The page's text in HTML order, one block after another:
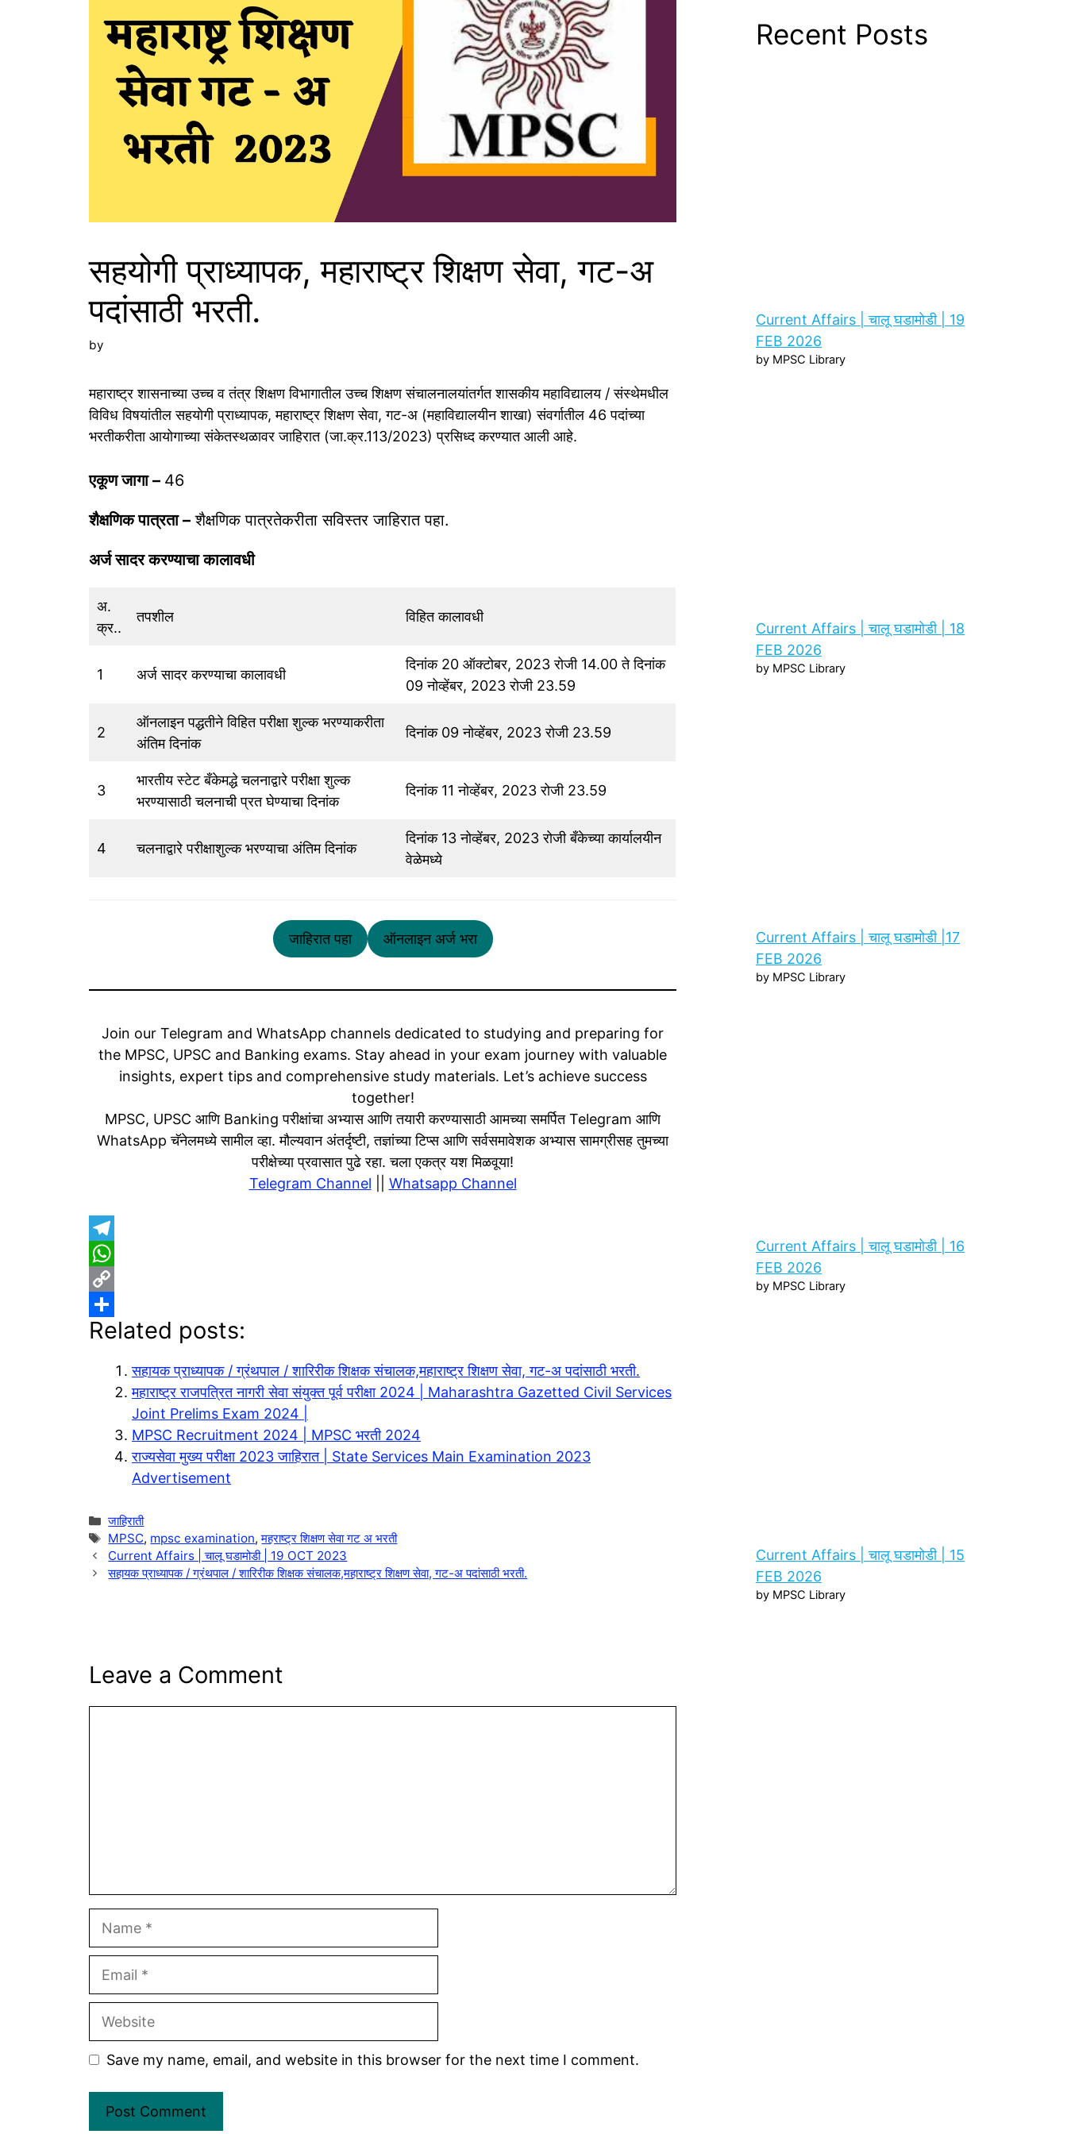
सहयोगी प्राध्यापक, महाराष्ट्र शिक्षण सेवा, गट-अ
पदांसाठी भरती.
by
महाराष्ट्र शासनाच्या उच्च व तंत्र शिक्षण विभागातील उच्च शिक्षण संचालनालयांतर्गत शासकीय महाविद्यालय / संस्थेमधील
विविध विषयांतील सहयोगी प्राध्यापक, महाराष्ट्र शिक्षण सेवा, गट-अ (महाविद्यालयीन शाखा) संवर्गातील 46 पदांच्या
भरतीकरीता आयोगाच्या संकेतस्थळावर जाहिरात (जा.क्र.113/2023) प्रसिध्द करण्यात आली आहे.
एकूण जागा – 46
शैक्षणिक पात्रता – शैक्षणिक पात्रतेकरीता सविस्तर जाहिरात पहा.
अर्ज सादर करण्याचा कालावधी
अ.
क्र..
तपशील विहित कालावधी
1 अर्ज सादर करण्याचा कालावधी
दिनांक 20 ऑक्टोबर, 2023 रोजी 14.00 ते दिनांक
09 नोव्हेंबर, 2023 रोजी 23.59
2
ऑनलाइन पद्धतीने विहित परीक्षा शुल्क भरण्याकरीता
अंतिम दिनांक
दिनांक 09 नोव्हेंबर, 2023 रोजी 23.59
3
भारतीय स्टेट बँकेमद्धे चलनाद्वारे परीक्षा शुल्क
भरण्यासाठी चलनाची प्रत घेण्याचा दिनांक
दिनांक 11 नोव्हेंबर, 2023 रोजी 23.59
4 चलनाद्वारे परीक्षाशुल्क भरण्याचा अंतिम दिनांक
दिनांक 13 नोव्हेंबर, 2023 रोजी बँकेच्या कार्यालयीन
वेळेमध्ये
जाहिरात पहा ऑनलाइन अर्ज भरा
Join our Telegram and WhatsApp channels dedicated to studying and preparing for
the MPSC, UPSC and Banking exams. Stay ahead in your exam journey with valuable
insights, expert tips and comprehensive study materials. Let’s achieve success
together!
MPSC, UPSC आणि Banking परीक्षांचा अभ्यास आणि तयारी करण्यासाठी आमच्या समर्पित Telegram आणि
WhatsApp चॅनेलमध्ये सामील व्हा. मौल्यवान अंतर्दृष्टी, तज्ञांच्या टिप्स आणि सर्वसमावेशक अभ्यास सामग्रीसह तुमच्या
परीक्षेच्या प्रवासात पुढे रहा. चला एकत्र यश मिळवूया!
Telegram Channel
Whatsapp Channel
T
e
e
W
h
a
C
o
S
Related posts:
सहायक प्राध्यापक / ग्रंथपाल / शारिरीक शिक्षक संचालक,महाराष्ट्र शिक्षण सेवा, गट-अ पदांसाठी भरती.
महाराष्ट्र राजपत्रित नागरी सेवा संयुक्त पूर्व परीक्षा 2024 | Maharashtra Gazetted Civil Services
Joint Prelims Exam 2024 |
MPSC Recruitment 2024 | MPSC भरती 2024
राज्यसेवा मुख्य परीक्षा 2023 जाहिरात | State Services Main Examination 2023
Advertisement
Categories
जाहिराती
Tags
MPSC, mpsc examination,महराष्ट्र शिक्षण सेवा गट अ भरती
Current Affairs | चालू घडामोडी | 19 OCT 2023
सहायक प्राध्यापक / ग्रंथपाल / शारिरीक शिक्षक संचालक,महाराष्ट्र शिक्षण सेवा, गट-अ पदांसाठी भरती.
Leave a Comment
Name
Email
Website
Save my name, email, and website in this browser for the next time I comment.
Recent Posts
Current Affairs | चालू घडामोडी | 19
FEB 2026
by MPSC Library
Current Affairs | चालू घडामोडी | 18
FEB 2026
by MPSC Library
Current Affairs | चालू घडामोडी |17
FEB 2026
by MPSC Library
Current Affairs | चालू घडामोडी | 16
FEB 2026
by MPSC Library
Current Affairs | चालू घडामोडी | 15
FEB 2026
by MPSC Library